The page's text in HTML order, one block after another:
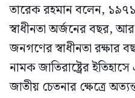
তারেক রহমান বলেন,
স্বাধীনতা অর্জনের বছর,
জনগণের স্বাধীনতা রক্ষার
নামক জাতিরাষ্ট্রের
জাতীয় চেতনার ক্ষেত্রে